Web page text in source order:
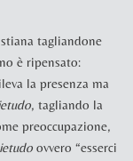
tagliandone
è ripensato:
la presenza ma
, tagliando la
preoccupazione,
ovvero “esserci